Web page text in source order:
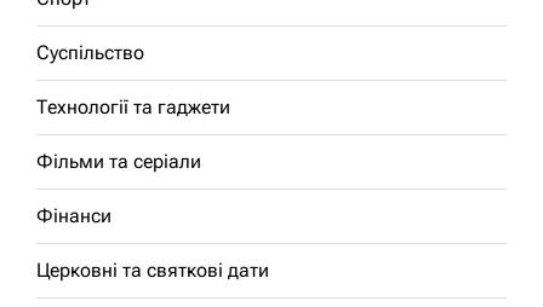
Суспільство
Технології та гаджети
Фільми та серіали
Фінанси
Церковні та святкові дати